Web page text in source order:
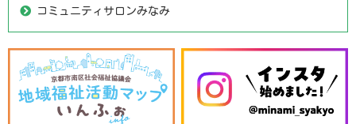
コミュニティサロンみなみ